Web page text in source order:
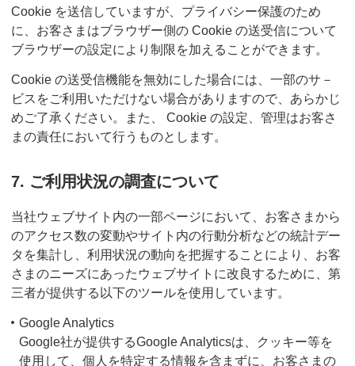
Cookie を送信していますが、プライバシー保護のため
に、お客さまはブラウザー側の Cookie の送受信について
ブラウザーの設定により制限を加えることができます。
Cookie の送受信機能を無効にした場合には、一部のサ－
ビスをご利用いただけない場合がありますので、あらかじ
めご了承ください。また、 Cookie の設定、管理はお客さ
まの責任において行うものとします。
7. ご利用状況の調査について
当社ウェブサイト内の一部ページにおいて、お客さまから
のアクセス数の変動やサイト内の行動分析などの統計デー
タを集計し、利用状況の動向を把握することにより、お客
さまのニーズにあったウェブサイトに改良するために、第
三者が提供する以下のツールを使用しています。
Google Analytics
Google社が提供するGoogle Analyticsは、クッキー等を
使用して、個人を特定する情報を含まずに、お客さまの